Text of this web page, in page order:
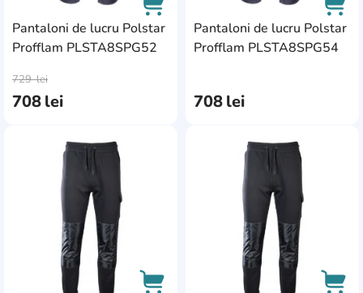
Pantaloni de lucru Polstar
Profflam PLSTA8SPG52
708lei
729lei
Pantaloni de lucru Polstar
Profflam PLSTA8SPG54
708lei
AddCardToFavourite